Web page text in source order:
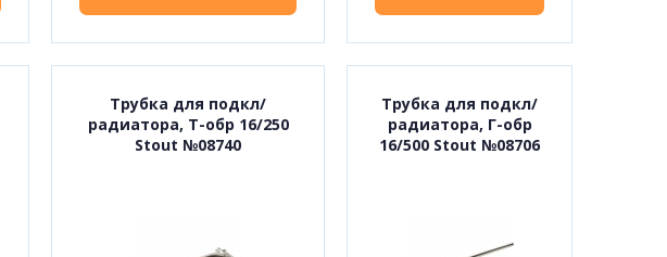
Трубка для подкл/
радиатора, Т-обр 16/250
Stout №08740
Трубка для подкл/
радиатора, Г-обр
16/500 Stout №08706